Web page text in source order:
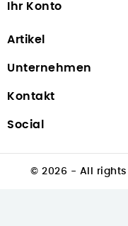
Ihr Konto
Artikel
Unternehmen
Kontakt
Social
© 2026 - All rights